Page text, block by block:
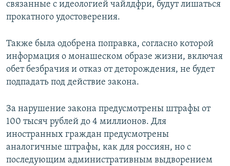
связанные с идеологией чайлдфри, будут лишаться
прокатного удостоверения.
Также была одобрена поправка, согласно которой
информация о монашеском образе жизни, включая
обет безбрачия и отказ от деторождения, не будет
подпадать под действие закона.
За нарушение закона предусмотрены штрафы от
100 тысяч рублей до 4 миллионов. Для
иностранных граждан предусмотрены
аналогичные штрафы, как для россиян, но с
последующим административным выдворением